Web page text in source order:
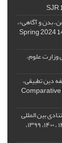
بدن و آگاهی»،
علوم،
دین تطبیقی،
بین المللی
اسکوپوس ( SCOPUS) و کسب رتبه الف در سالهای ، ۱۴۰۱ ، ۱۴۰۰، ۱۳۹۹،